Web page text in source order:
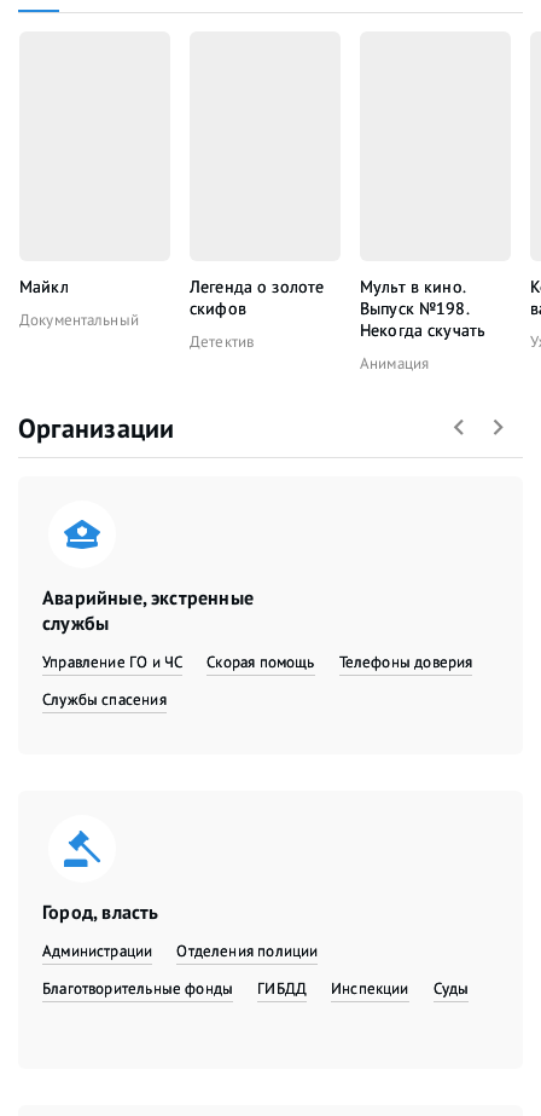
Майкл
Документальный
Легенда о золоте
скифов
Детектив
Мульт в кино.
Выпуск №198.
Некогда скучать
Анимация
Организации
Аварийные, экстренные
службы
Управление ГО и ЧС Скорая помощь
Телефоны доверия
Службы спасения
Город, власть
Администрации
Отделения полиции
Благотворительные фонды
ГИБДД Инспекции Суды